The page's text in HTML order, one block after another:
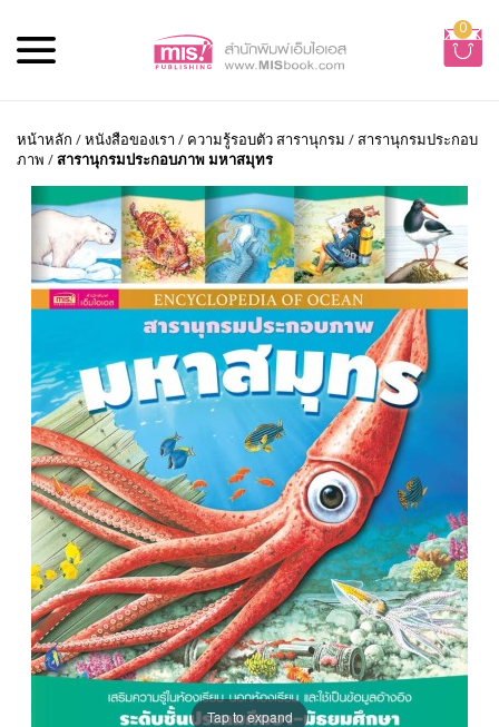
0
หน้าหลัก /หนังสือของเรา / ความรู้รอบตัว สารานุกรม /สารานุกรมประกอบ
ภาพ /สารานุกรมประกอบภาพ มหาสมุทร
Tap to expand